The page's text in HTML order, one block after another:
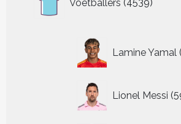
Voetballers 4539
Lamine Yamal
Lionel Messi